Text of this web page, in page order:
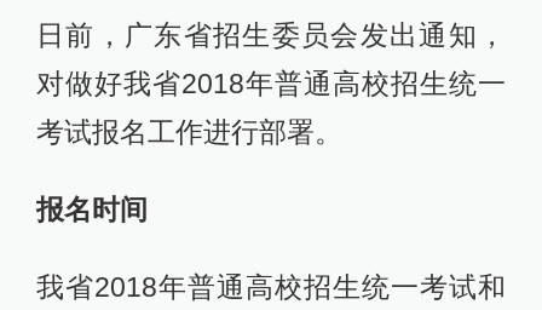
日前，广东省招生委员会发出通知，
对做好我省2018年普通高校招生统一
考试报名工作进行部署。
报名时间
我省2018年普通高校招生统一考试和